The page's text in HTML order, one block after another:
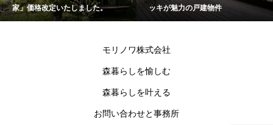
家」価格改定いたしました。
ッキが魅力の戸建物件
モリノワ株式会社
森暮らしを愉しむ
森暮らしを叶える
お問い合わせと事務所